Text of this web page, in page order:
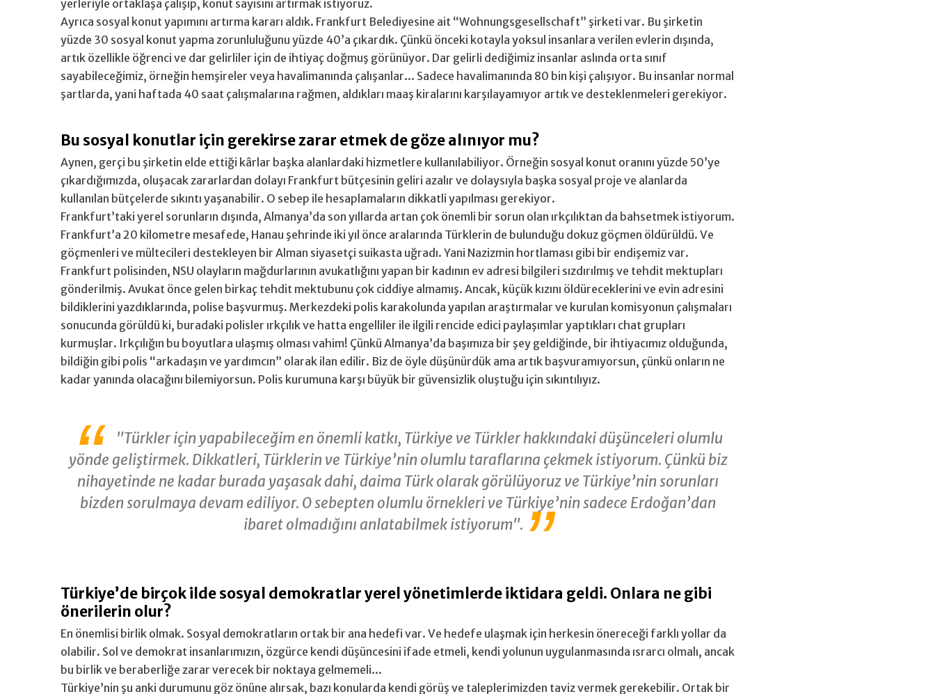
yerleriyle ortaklaşa çalışıp, konut sayısını artırmak istiyoruz.
Ayrıca sosyal konut yapımını artırma kararı aldık. Frankfurt Belediyesine ait “Wohnungsgesellschaft” şirketi var. Bu şirketin
yüzde 30 sosyal konut yapma zorunluluğunu yüzde 40’a çıkardık. Çünkü önceki kotayla yoksul insanlara verilen evlerin dışında,
artık özellikle öğrenci ve dar gelirliler için de ihtiyaç doğmuş görünüyor. Dar gelirli dediğimiz insanlar aslında orta sınıf
sayabileceğimiz, örneğin hemşireler veya havalimanında çalışanlar... Sadece havalimanında 80 bin kişi çalışıyor. Bu insanlar normal
şartlarda, yani haftada 40 saat çalışmalarına rağmen, aldıkları maaş kiralarını karşılayamıyor artık ve desteklenmeleri gerekiyor.
Bu sosyal konutlar için gerekirse zarar etmek de göze alınıyor mu?
Aynen, gerçi bu şirketin elde ettiği kârlar başka alanlardaki hizmetlere kullanılabiliyor. Örneğin sosyal konut oranını yüzde 50’ye
çıkardığımızda, oluşacak zararlardan dolayı Frankfurt bütçesinin geliri azalır ve dolaysıyla başka sosyal proje ve alanlarda
kullanılan bütçelerde sıkıntı yaşanabilir. O sebep ile hesaplamaların dikkatli yapılması gerekiyor.
Frankfurt’taki yerel sorunların dışında, Almanya’da son yıllarda artan çok önemli bir sorun olan ırkçılıktan da bahsetmek istiyorum.
Frankfurt’a 20 kilometre mesafede, Hanau şehrinde iki yıl önce aralarında Türklerin de bulunduğu dokuz göçmen öldürüldü. Ve
göçmenleri ve mültecileri destekleyen bir Alman siyasetçi suikasta uğradı. Yani Nazizmin hortlaması gibi bir endişemiz var.
Frankfurt polisinden, NSU olayların mağdurlarının avukatlığını yapan bir kadının ev adresi bilgileri sızdırılmış ve tehdit mektupları
gönderilmiş. Avukat önce gelen birkaç tehdit mektubunu çok ciddiye almamış. Ancak, küçük kızını öldüreceklerini ve evin adresini
bildiklerini yazdıklarında, polise başvurmuş. Merkezdeki polis karakolunda yapılan araştırmalar ve kurulan komisyonun çalışmaları
sonucunda görüldü ki, buradaki polisler ırkçılık ve hatta engelliler ile ilgili rencide edici paylaşımlar yaptıkları chat grupları
kurmuşlar. Irkçılığın bu boyutlara ulaşmış olması vahim! Çünkü Almanya’da başımıza bir şey geldiğinde, bir ihtiyacımız olduğunda,
bildiğin gibi polis “arkadaşın ve yardımcın” olarak ilan edilir. Biz de öyle düşünürdük ama artık başvuramıyorsun, çünkü onların ne
kadar yanında olacağını bilemiyorsun. Polis kurumuna karşı büyük bir güvensizlik oluştuğu için sıkıntılıyız.
"Türkler için yapabileceğim en önemli katkı, Türkiye ve Türkler hakkındaki düşünceleri olumlu
yönde geliştirmek. Dikkatleri, Türklerin ve Türkiye’nin olumlu taraflarına çekmek istiyorum. Çünkü biz
nihayetinde ne kadar burada yaşasak dahi, daima Türk olarak görülüyoruz ve Türkiye’nin sorunları
bizden sorulmaya devam ediliyor. O sebepten olumlu örnekleri ve Türkiye’nin sadece Erdoğan’dan
ibaret olmadığını anlatabilmek istiyorum".
Türkiye’de birçok ilde sosyal demokratlar yerel yönetimlerde iktidara geldi. Onlara ne gibi
önerilerin olur?
En önemlisi birlik olmak. Sosyal demokratların ortak bir ana hedefi var. Ve hedefe ulaşmak için herkesin önereceği farklı yollar da
olabilir. Sol ve demokrat insanlarımızın, özgürce kendi düşüncesini ifade etmeli, kendi yolunun uygulanmasında ısrarcı olmalı, ancak
bu birlik ve beraberliğe zarar verecek bir noktaya gelmemeli...
Türkiye’nin şu anki durumunu göz önüne alırsak, bazı konularda kendi görüş ve taleplerimizden taviz vermek gerekebilir. Ortak bir